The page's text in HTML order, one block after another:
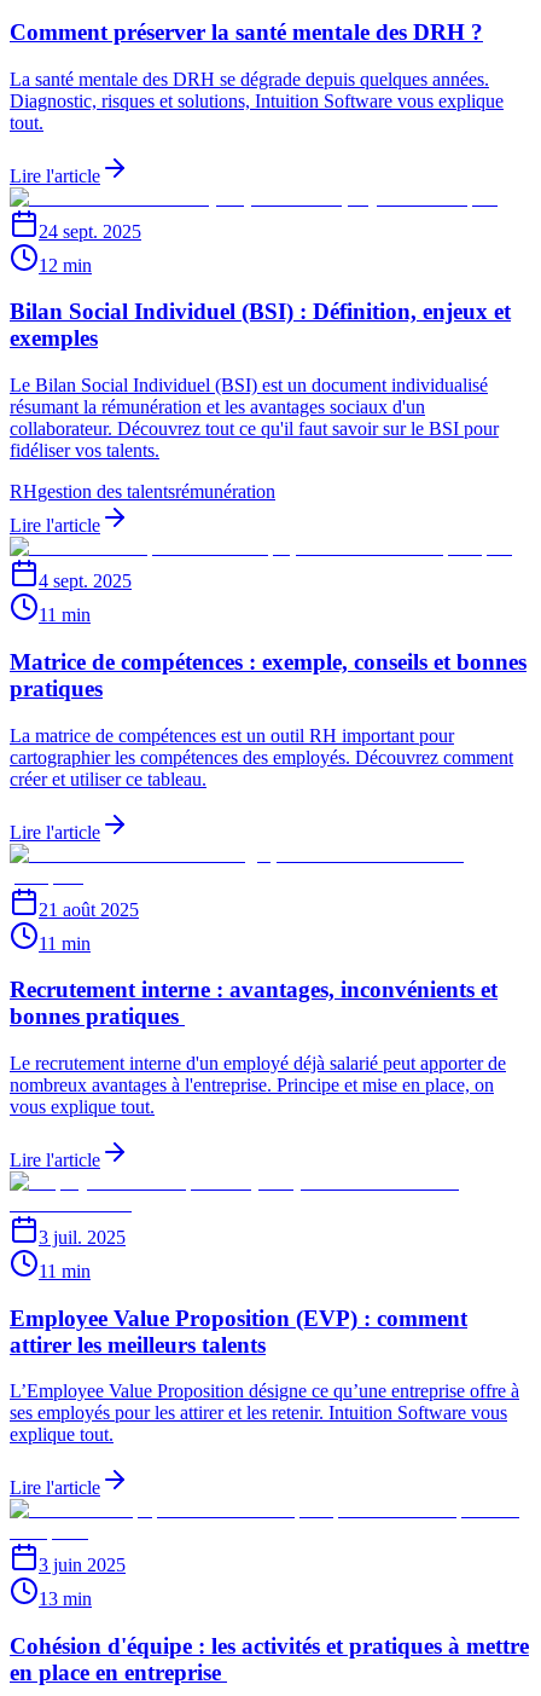
Comment préserver la santé mentale des DRH ?
La santé mentale des DRH se dégrade depuis quelques années.
Diagnostic, risques et solutions, Intuition Software vous explique
tout.
Lire l'article
24 sept. 2025
12 min
Bilan Social Individuel (BSI) : Définition, enjeux et
exemples
Le Bilan Social Individuel (BSI) est un document individualisé
résumant la rémunération et les avantages sociaux d'un
collaborateur. Découvrez tout ce qu'il faut savoir sur le BSI pour
fidéliser vos talents.
RHgestion des talentsrémunération
Lire l'article
4 sept. 2025
11 min
Matrice de compétences : exemple, conseils et bonnes
pratiques
La matrice de compétences est un outil RH important pour
cartographier les compétences des employés. Découvrez comment
créer et utiliser ce tableau.
Lire l'article
21 août 2025
11 min
Recrutement interne : avantages, inconvénients et
bonnes pratiques
Le recrutement interne d'un employé déjà salarié peut apporter de
nombreux avantages à l'entreprise. Principe et mise en place, on
vous explique tout.
Lire l'article
3 juil. 2025
11 min
Employee Value Proposition (EVP) : comment
attirer les meilleurs talents
L’Employee Value Proposition désigne ce qu’une entreprise offre à
ses employés pour les attirer et les retenir. Intuition Software vous
explique tout.
Lire l'article
3 juin 2025
13 min
Cohésion d'équipe : les activités et pratiques à mettre
en place en entreprise